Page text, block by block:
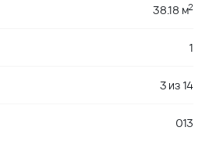
38.18 м2
1
3 из14
013